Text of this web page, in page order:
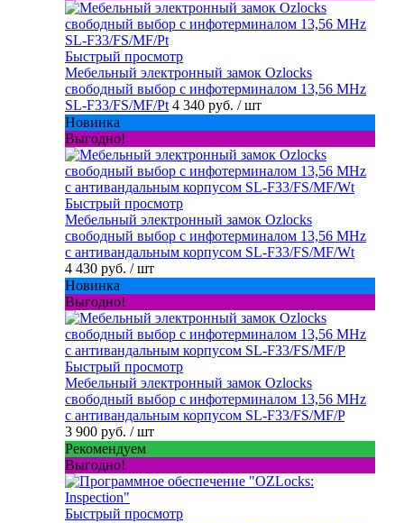
Быстрый просмотр
Мебельный электронный замок Ozlocks
свободный выбор с инфотерминалом 13,56 MHz
SL-F33/FS/MF/Pt 4 340 руб. / шт
Новинка
Выгодно!
Быстрый просмотр
Мебельный электронный замок Ozlocks
свободный выбор с инфотерминалом 13,56 MHz
с антивандальным корпусом SL-F33/FS/MF/Wt
4 430 руб. / шт
Новинка
Выгодно!
Быстрый просмотр
Мебельный электронный замок Ozlocks
свободный выбор с инфотерминалом 13,56 MHz
с антивандальным корпусом SL-F33/FS/MF/P
3 900 руб. / шт
Рекомендуем
Выгодно!
Быстрый просмотр